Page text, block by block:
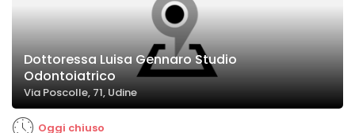
Dottoressa Luisa Gennaro Studio
Odontoiatrico
Via Poscolle, 71, Udine
Oggi chiuso